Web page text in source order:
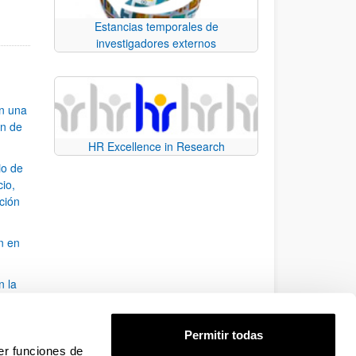
funciones de
Permitir todas
una
de
de
en
la
Estancias temporales de
investigadores externos
HR Excellence in Research